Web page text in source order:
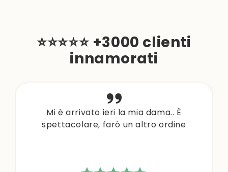
⭐⭐⭐⭐⭐ +3000 clienti
innamorati
Mi è arrivato ieri la mia dama.. È
spettacolare, farò un altro ordine